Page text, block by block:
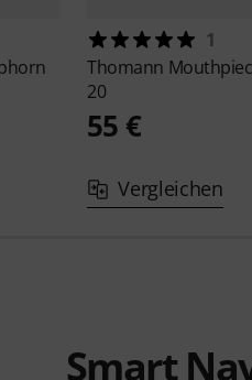
1
Thomann
20
55 €
Vergleichen
Smart